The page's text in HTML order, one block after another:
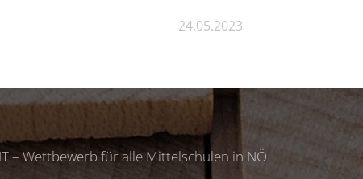
24.05.2023
– Wettbewerb für alle Mittelschulen in NÖ